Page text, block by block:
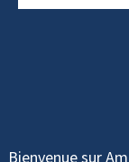
Bienvenue sur